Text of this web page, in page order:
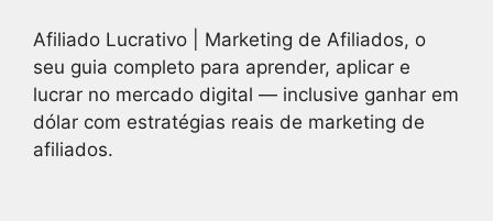
Afiliado Lucrativo | Marketing de Afiliados, o
seu guia completo para aprender, aplicar e
lucrar no mercado digital — inclusive ganhar em
dólar com estratégias reais de marketing de
afiliados.